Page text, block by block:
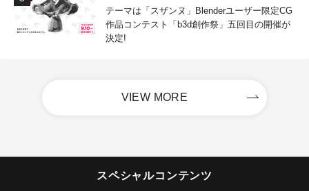
テーマは「スザンヌ」Blenderユーザー限定CG
作品コンテスト「b3d創作祭」五回目の開催が
決定!
VIEW MORE
スペシャルコンテンツ